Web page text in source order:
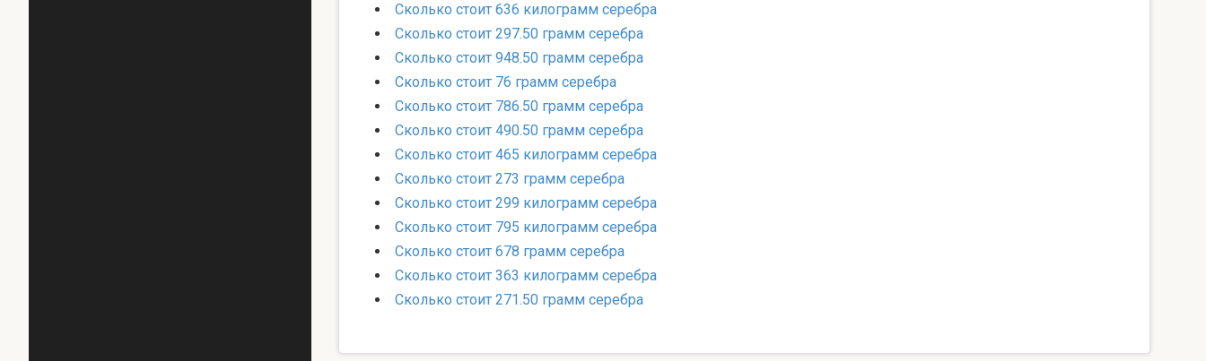
Сколько стоит 636 килограмм серебра
Сколько стоит 297.50 грамм серебра
Сколько стоит 948.50 грамм серебра
Сколько стоит 76 грамм серебра
Сколько стоит 786.50 грамм серебра
Сколько стоит 490.50 грамм серебра
Сколько стоит 465 килограмм серебра
Сколько стоит 273 грамм серебра
Сколько стоит 299 килограмм серебра
Сколько стоит 795 килограмм серебра
Сколько стоит 678 грамм серебра
Сколько стоит 363 килограмм серебра
Сколько стоит 271.50 грамм серебра